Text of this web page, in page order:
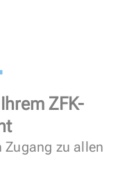
ZFK-
Zugang zu allen